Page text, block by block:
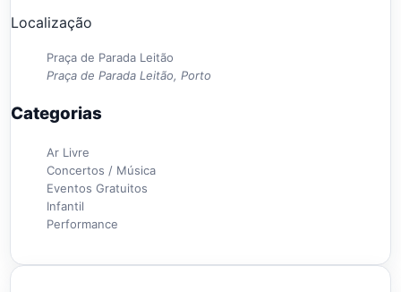
Localização
Praça de Parada Leitão
Praça de Parada Leitão, Porto
Categorias
Ar Livre
Concertos / Música
Eventos Gratuitos
Infantil
Performance